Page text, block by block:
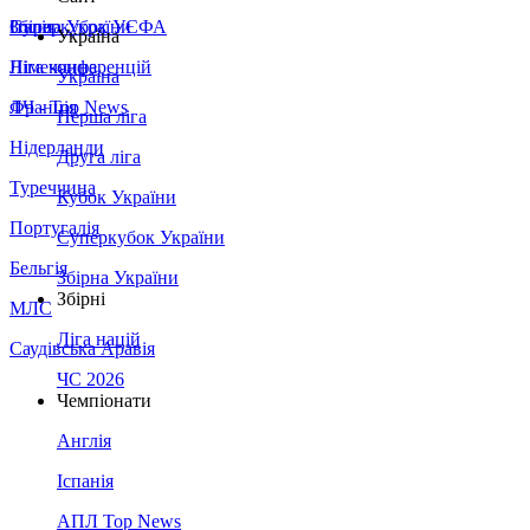
Збірна України
Італія
Німеччина
Франція
Нідерланди
Туреччина
Португалія
Бельгія
МЛС
Саудівська Аравія
Суперкубок УЄФА
Ліга конференцій
ЛЧ - Top News
Україна
Україна
Перша ліга
Друга ліга
Кубок України
Суперкубок України
Збірна України
Збірні
Ліга націй
ЧС 2026
Чемпіонати
Англія
Іспанія
АПЛ Top News